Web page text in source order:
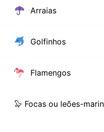
Arraias
Golfinhos
Flamengos
🦭 Focas ou leões-